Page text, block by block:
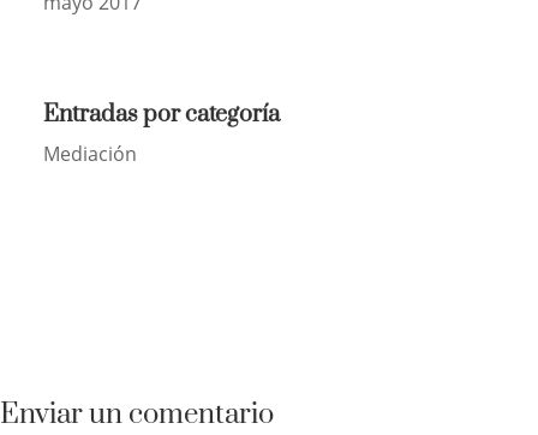
Entradas por categoría
Mediación
Enviar un comentario